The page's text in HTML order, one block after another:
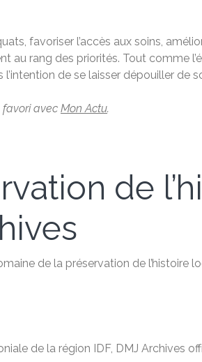
favoriser l’accès aux soins,
rang des priorités. Tout comme
de se laisser dépouiller de
favori avec Mon Actu.
de
de la préservation de l’histoire
de la région IDF, DMJ Archives